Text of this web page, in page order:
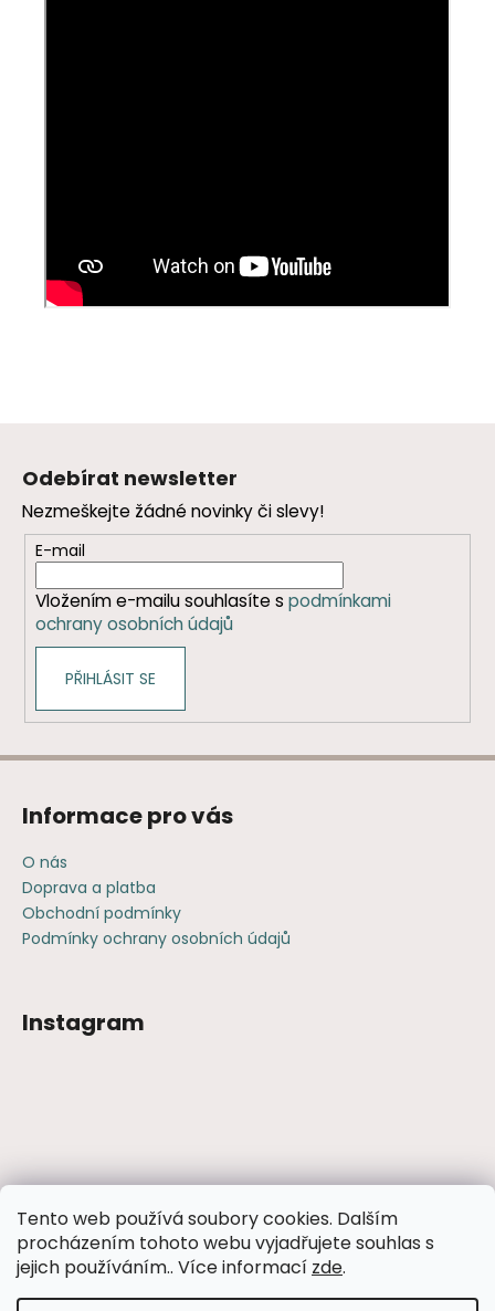
Tento web používá soubory cookies. Dalším
procházením tohoto webu vyjadřujete souhlas s
jejich používáním.. Více informací zde.
Odebírat newsletter
Nezmeškejte žádné novinky či slevy!
E-mail
Vložením e-mailu souhlasíte s podmínkami
ochrany osobních údajů
PŘIHLÁSIT SE
Informace pro vás
O nás
Doprava a platba
Obchodní podmínky
Podmínky ochrany osobních údajů
Instagram
Facebook